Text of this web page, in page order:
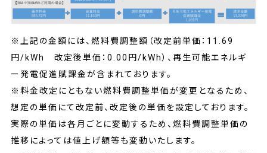
※上記の金額には、燃料費調整額（改定前単価：11.69
円/kWh 改定後単価：0.00円/kWh）、再生可能エネルギ
ー発電促進賦課金が含まれております。
※料金改定にともない燃料費調整単価が変更となるため、
想定の単価にて改定前、改定後の単価を設定しております。
実際の単価は各月ごとに変動するため、燃料費調整単価の
推移によっては値上げ額等も変動いたします。